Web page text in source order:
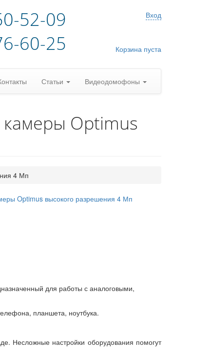
52-09
60-25
Вход
Корзина пуста
Статьи Видеодомофоны
Optimus
4 Мп
Optimus высокого разрешения 4 Мп
для работы с аналоговыми,
планшета, ноутбука.
Несложные настройки оборудования помогут